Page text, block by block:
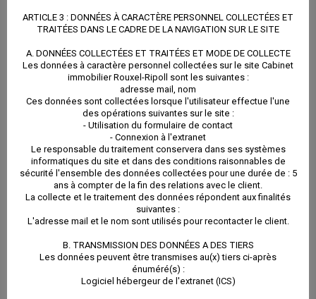
ci-après :
4416 Louis-B.-Mayer Laval, Québec Canada
L’hébergeur peut être contacté au numéro de
téléphone suivant : +33 1 76 60 41 43
Les données collectées et traitées par le site sont
exclusivement hébergées et traitées en France.
ARTICLE 4 : RESPONSABLE DU TRAITEMENT DES
DONNÉES
A. LE RESPONSABLE DU TRAITEMENT DES
ARTICLE 3 : DONNÉES À CARACTÈRE PERSONNEL COLLECTÉES ET
TRAITÉES DANS LE CADRE DE LA NAVIGATION SUR LE SITE
A. DONNÉES COLLECTÉES ET TRAITÉES ET MODE DE COLLECTE
Les données à caractère personnel collectées sur le site Cabinet
immobilier Rouxel-Ripoll sont les suivantes :
adresse mail, nom
Ces données sont collectées lorsque l'utilisateur effectue l'une
des opérations suivantes sur le site :
- Utilisation du formulaire de contact
- Connexion à l'extranet
Le responsable du traitement conservera dans ses systèmes
informatiques du site et dans des conditions raisonnables de
sécurité l'ensemble des données collectées pour une durée de : 5
ans à compter de la fin des relations avec le client.
La collecte et le traitement des données répondent aux finalités
suivantes :
L'adresse mail et le nom sont utilisés pour recontacter le client.
B. TRANSMISSION DES DONNÉES A DES TIERS
Les données peuvent être transmises au(x) tiers ci-après
énuméré(s) :
Logiciel hébergeur de l'extranet (ICS)